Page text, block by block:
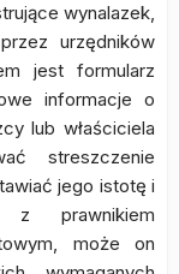
wynalazek,
urzędników
jest formularz
informacje o
lub właściciela
streszczenie
jego istotę i
prawnikiem
może on